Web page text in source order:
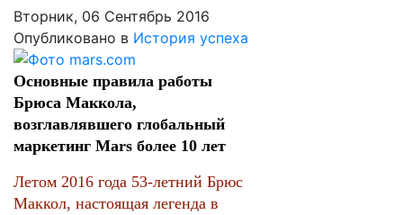
Вторник, 06 Сентябрь 2016
Опубликовано в История успеха
Основные правила работы
Брюса Маккола,
возглавлявшего глобальный
маркетинг Mars более 10 лет
Летом 2016 года 53-летний Брюс
Маккол, настоящая легенда в